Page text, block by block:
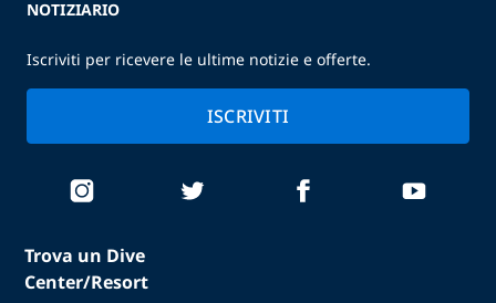
Trova un Dive
Center/Resort
NOTIZIARIO
Iscriviti per ricevere le ultime notizie e offerte.
ISCRIVITI